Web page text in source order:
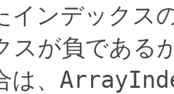
インデックス
スが負である
、